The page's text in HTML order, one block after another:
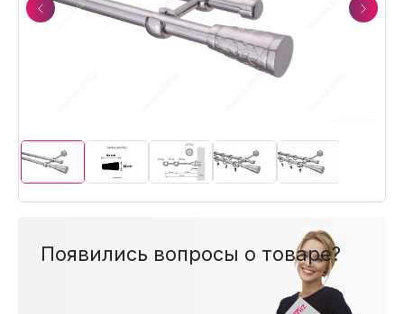
Previous Next
Появились вопросы о товаре?